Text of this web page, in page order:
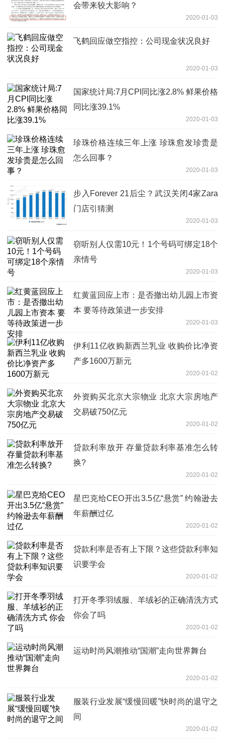
会带来较大影响？
2020-01-03
飞鹤回应做空指控：公司现金状况良好
2020-01-03
国家统计局:7月CPI同比涨2.8% 鲜果价格
同比涨39.1%
2020-01-03
珍珠价格连续三年上涨 珍珠愈发珍贵是
怎么回事？
2020-01-03
步入Forever 21后尘？武汉关闭4家Zara
门店引猜测
2020-01-03
窃听别人仅需10元！1个号码可绑定18个
亲情号
2020-01-03
红黄蓝回应上市：是否撤出幼儿园上市资
本 要等待政策进一步安排
2020-01-03
伊利11亿收购新西兰乳业 收购价比净资
产多1600万新元
2020-01-02
外资购买北京大宗物业 北京大宗房地产
交易破750亿元
2020-01-02
贷款利率放开 存量贷款利率基准怎么转
换?
2020-01-02
星巴克给CEO开出3.5亿“悬赏” 约翰逊去
年薪酬过亿
2020-01-02
贷款利率是否有上下限？这些贷款利率知
识要学会
2020-01-02
打开冬季羽绒服、羊绒衫的正确清洗方式
你会了吗
2020-01-02
运动时尚风潮推动“国潮”走向世界舞台
2020-01-02
服装行业发展“缓慢回暖”快时尚的退守之
间
2020-01-02